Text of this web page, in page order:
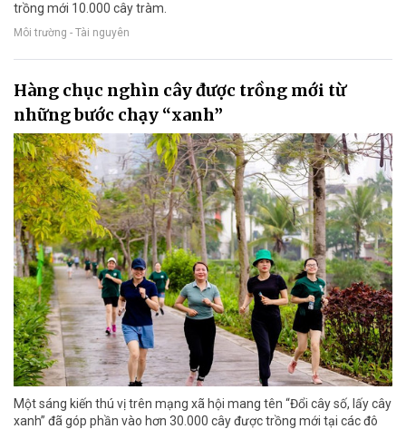
trồng mới 10.000 cây tràm.
Môi trường - Tài nguyên
Hàng chục nghìn cây được trồng mới từ
những bước chạy “xanh”
Một sáng kiến thú vị trên mạng xã hội mang tên “Đổi cây số, lấy cây
xanh” đã góp phần vào hơn 30.000 cây được trồng mới tại các đô